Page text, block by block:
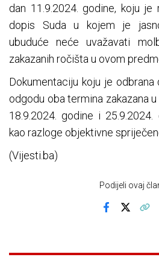
dan 11.9.2024. godine, koju
dopis Suda u kojem je
ubuduće neće uvažavati
zakazanih ročišta u ovom
Dokumentaciju koju je
odgodu oba termina zakazana
18.9.2024. godine i
kao razloge objektivne
(Vijesti.ba)
Podijeli ovaj